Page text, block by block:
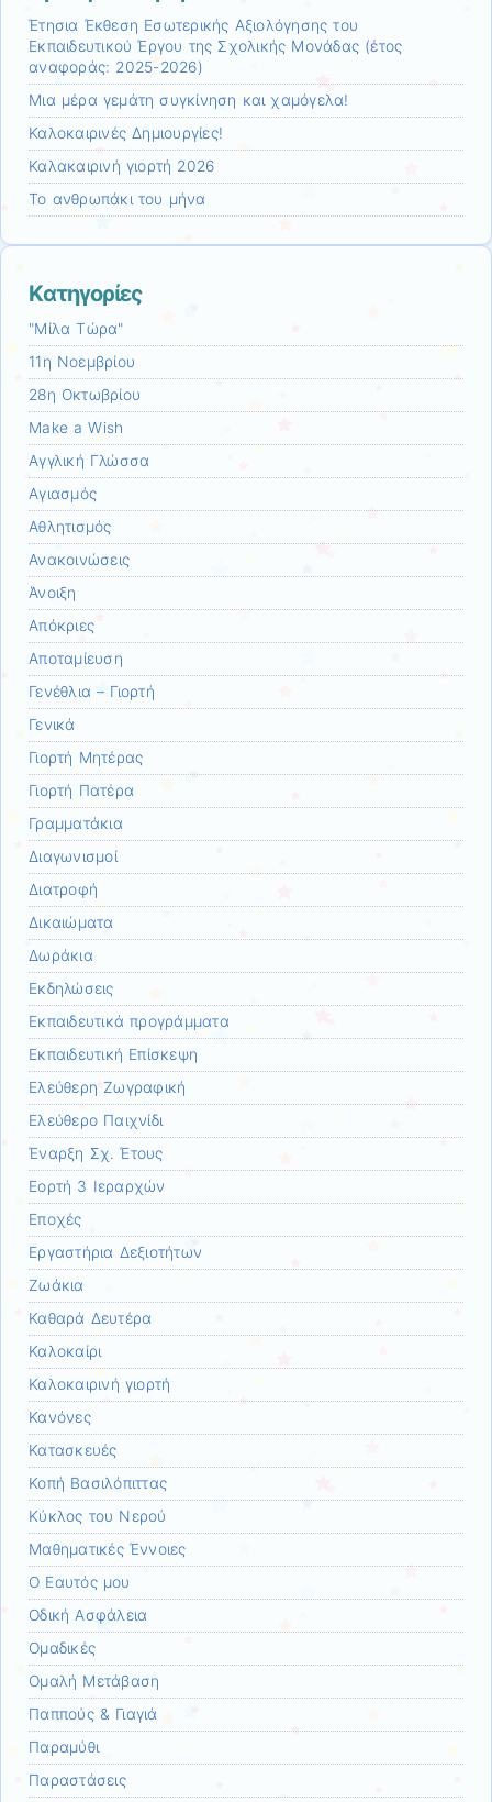
Έτησια Έκθεση Εσωτερικής Αξιολόγησης του
Εκπαιδευτικού Έργου της Σχολικής Μονάδας (έτος
αναφοράς: 2025-2026)
Μια μέρα γεμάτη συγκίνηση και χαμόγελα!
Καλοκαιρινές Δημιουργίες!
Καλακαιρινή γιορτή 2026
Το ανθρωπάκι του μήνα
Kατηγορίες
"Μίλα Τώρα"
11η Νοεμβρίου
28η Οκτωβρίου
Make a Wish
Αγγλική Γλώσσα
Αγιασμός
Αθλητισμός
Ανακοινώσεις
Άνοιξη
Απόκριες
Αποταμίευση
Γενέθλια – Γιορτή
Γενικά
Γιορτή Μητέρας
Γιορτή Πατέρα
Γραμματάκια
Διαγωνισμοί
Διατροφή
Δικαιώματα
Δωράκια
Εκδηλώσεις
Εκπαιδευτικά προγράμματα
Εκπαιδευτική Επίσκεψη
Ελεύθερη Ζωγραφική
Ελεύθερο Παιχνίδι
Έναρξη Σχ. Έτους
Εορτή 3 Ιεραρχών
Εποχές
Εργαστήρια Δεξιοτήτων
Ζωάκια
Καθαρά Δευτέρα
Καλοκαίρι
Καλοκαιρινή γιορτή
Κανόνες
Κατασκευές
Κοπή Βασιλόπιττας
Κύκλος του Νερού
Μαθηματικές Έννοιες
Ο Εαυτός μου
Οδική Ασφάλεια
Ομαδικές
Ομαλή Μετάβαση
Παππούς & Γιαγιά
Παραμύθι
Παραστάσεις